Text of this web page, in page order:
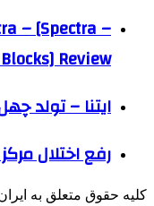
– [Spectra –
Review
ايتنا – تولد
رفع اختلال
کلیه حقوق متعلق به